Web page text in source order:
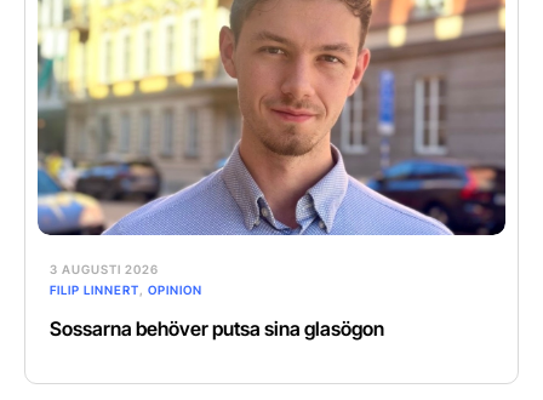
3 AUGUSTI 2026
FILIP LINNERT
OPINION
Sossarna behöver putsa sina glasögon